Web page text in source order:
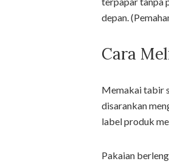
depan.
Cara
Memakai tabir
disarankan
label produk
Pakaian